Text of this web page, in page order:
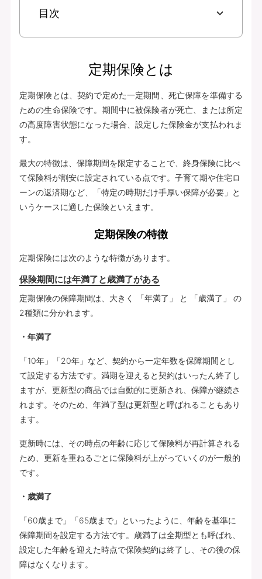
目次
定期保険とは
定期保険とは、契約で定めた一定期間、死亡保障を準備する
ための生命保険です。期間中に被保険者が死亡、または所定
の高度障害状態になった場合、設定した保険金が支払われま
す。
最大の特徴は、保障期間を限定することで、終身保険に比べ
て保険料が割安に設定されている点です。子育て期や住宅ロ
ーンの返済期など、「特定の時期だけ手厚い保障が必要」と
いうケースに適した保険といえます。
定期保険の特徴
定期保険には次のような特徴があります。
保険期間には年満了と歳満了がある
定期保険の保障期間は、大きく 「年満了」 と 「歳満了」 の
2種類に分かれます。
・年満了
「10年」「20年」など、契約から一定年数を保障期間とし
て設定する方法です。満期を迎えると契約はいったん終了し
ますが、更新型の商品では自動的に更新され、保障が継続さ
れます。そのため、年満了型は更新型と呼ばれることもあり
ます。
更新時には、その時点の年齢に応じて保険料が再計算される
ため、更新を重ねるごとに保険料が上がっていくのが一般的
です。
・歳満了
「60歳まで」「65歳まで」といったように、年齢を基準に
保障期間を設定する方法です。歳満了は全期型とも呼ばれ、
設定した年齢を迎えた時点で保険契約は終了し、その後の保
障はなくなります。